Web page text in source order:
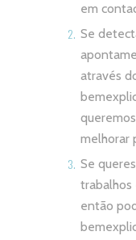
em
Se
através
melhorar
Se
trabalhos
então